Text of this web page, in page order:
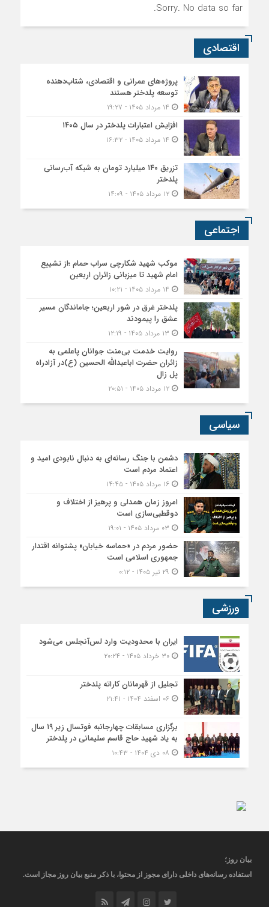
Sorry. No data so far.
اقتصادی
پروژه‌های عمرانی و اقتصادی، شتاب‌دهنده
توسعه پلدختر هستند
افزایش اعتبارات پلدختر در سال ۱۴۰۵
تزریق ۱۴۰ میلیارد تومان به شبکه آب‌رسانی
پلدختر
۱۲ مرداد ۱۴۰۵ - ۱۴:۰۹
اجتماعی
موکب شهید شکارچی سراب حمام ؛از تشییع
امام شهید تا میزبانی زائران اربعین
پلدختر غرق در شور اربعین؛ جاماندگان مسیر
عشق را پیمودند
روایت خدمت بی‌منت جوانان پاعلمی به
زائران حضرت اباعبدالله الحسین (ع)در آزادراه
پل زال
۱۲ مرداد ۱۴۰۵ - ۲۰:۵۱
سیاسی
دشمن با جنگ رسانه‌ای به دنبال نابودی امید و
اعتماد مردم است
۱۶ مرداد ۱۴۰۵ - ۱۴:۴۵
امروز زمان همدلی و پرهیز از اختلاف و
دوقطبی‌سازی است
حضور مردم در «حماسه خیابان» پشتوانه اقتدار
جمهوری اسلامی است
ورزشی
ایران با محدودیت وارد لس‌آنجلس می‌شود
۳۰ خرداد ۱۴۰۵ - ۲۰:۲۴
تجلیل از قهرمانان کاراته پلدختر
۰۶ اسفند ۱۴۰۴ - ۲۱:۴۱
برگزاری مسابقات چهارجانبه فوتسال زیر ۱۹ سال
به یاد شهید حاج قاسم سلیمانی در پلدختر
بیان روز ؛
استفاده رسانه‌های داخلی دارای مجوز از محتوا، با ذکر منبع بیان روز مجاز است.